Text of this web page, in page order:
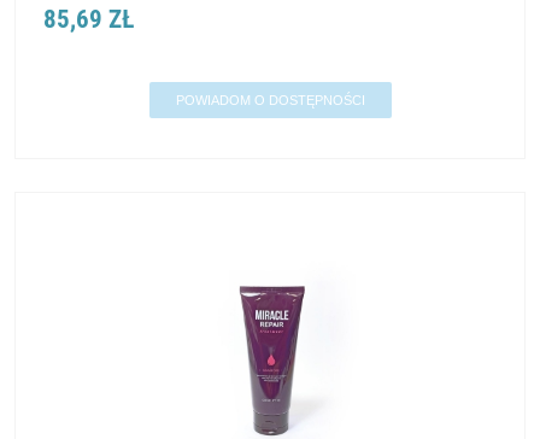
85,69 ZŁ
POWIADOM O DOSTĘPNOŚCI